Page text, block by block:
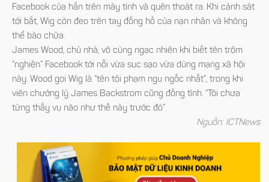
Facebook của hắn trên máy tính và quên thoát ra. Khi cảnh sát
tới bắt, Wig còn đeo trên tay đồng hồ của nạn nhân và không
thể bào chữa.
James Wood, chủ nhà, vô cùng ngạc nhiên khi biết tên trộm
“nghiện” Facebook tới nỗi vừa sục sạo vừa dùng mạng xã hội
này. Wood gọi Wig là “tên tội phạm ngu ngốc nhất”, trong khi
viên chưởng lý James Backstrom cũng đồng tình. “Tôi chưa
từng thấy vụ nào như thế này trước đó”.
Nguồn: ICTNews